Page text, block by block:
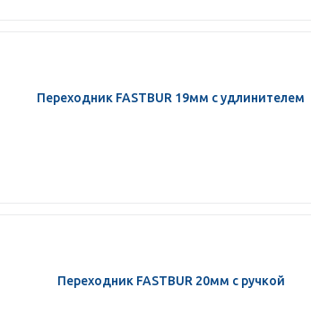
Переходник FASTBUR 19мм с удлинителем
Переходник FASTBUR 20мм с ручкой